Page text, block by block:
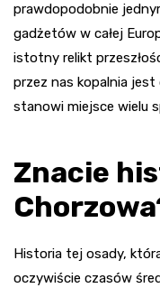
prawdopodobnie
gadżetów w całej
istotny relikt
przez nas kopalnia
stanowi miejsce wielu
Znacie
Historia tej osady,
oczywiście czasów